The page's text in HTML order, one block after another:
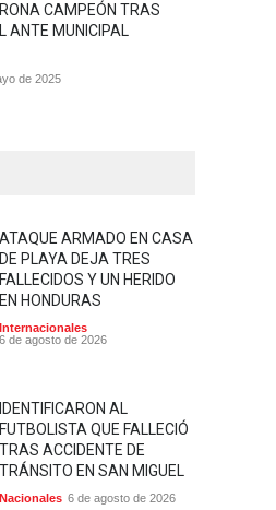
CAMPEÓN TRAS
ANTE MUNICIPAL
de 2025
ATAQUE ARMADO EN CASA
DE PLAYA DEJA TRES
FALLECIDOS Y UN HERIDO
EN HONDURAS
Internacionales
6 de agosto de 2026
IDENTIFICARON AL
FUTBOLISTA QUE FALLECIÓ
TRAS ACCIDENTE DE
TRÁNSITO EN SAN MIGUEL
Nacionales 6 de agosto de 2026